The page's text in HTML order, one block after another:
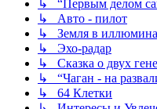
↳ “Первым делом
↳ Авто - пилот
↳ Земля в
↳ Эхо-радар
↳ Сказка о двух
↳ “Чаган - на
↳ 64 Клетки